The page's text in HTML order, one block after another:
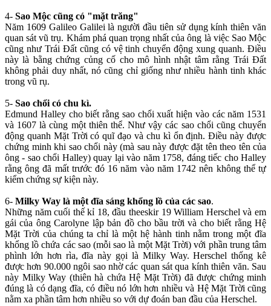
4- Sao Mộc cũng có "mặt trăng"
Năm 1609 Galileo Galilei là người đầu tiên sử dụng kính thiên văn
quan sát vũ trụ. Khám phá quan trọng nhất của ông là việc Sao Mộc
cũng như Trái Đất cũng có vệ tinh chuyển động xung quanh. Điều
này là bằng chứng củng cố cho mô hình nhật tâm rằng Trái Đất
không phải duy nhất, nó cũng chỉ giống như nhiều hành tinh khác
trong vũ rụ.
5- Sao chổi có chu kì.
Edmund Halley cho biết rằng sao chổi xuất hiện vào các năm 1531
và 1607 là cùng một thiên thể. Như vậy các sao chổi cũng chuyển
động quanh Mặt Trời có quĩ đạo và chu kì ổn định. Điều này được
chứng minh khi sao chổi này (mà sau này được đặt tên theo tên của
ông - sao chổi Halley) quay lại vào năm 1758, đáng tiếc cho Halley
rằng ông đã mất trước đó 16 năm vào năm 1742 nên không thể tự
kiểm chứng sự kiện này.
6- Milky Way là một đĩa sáng khổng lồ của các sao.
Những năm cuối thế kỉ 18, đầu theeskir 19 William Herschel và em
gái của ông Carolyne lập bản đồ cho bầu trời và cho biết rằng Hệ
Mặt Trời của chúng ta chỉ là một hệ hành tinh nằm trong một đĩa
khổng lồ chứa các sao (mỗi sao là một Mặt Trời) với phần trung tâm
phình lớn hơn rìa, đĩa này gọi là Milky Way. Herschel thống kê
được hơn 90.000 ngôi sao nhờ các quan sát qua kính thiên văn. Sau
này Milky Way (thiên hà chứa Hệ Mặt Trời) đã được chứng minh
đúng là có dạng đĩa, có điều nó lớn hơn nhiều và Hệ Mặt Trời cũng
nằm xa phần tâm hơn nhiều so với dự đoán ban đầu của Herschel.